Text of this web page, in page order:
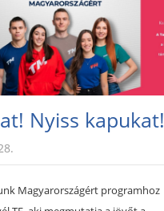
Nyiss kapukat!
Magyarországért programhoz